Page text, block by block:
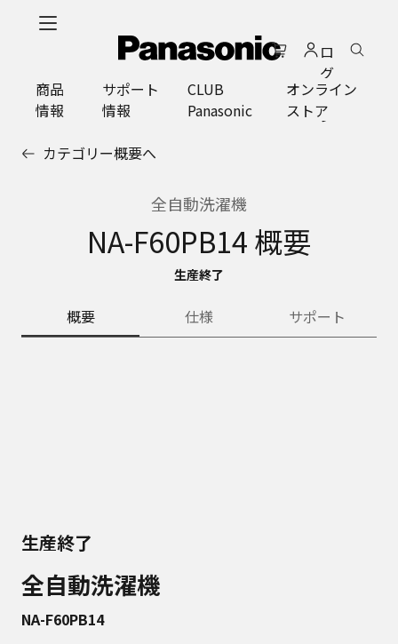
ロ
グ
イ
ン
商品
情報
サポート
情報
CLUB
Panasonic
オンライン
ストア
カテゴリー概要へ
全自動洗濯機
NA-F60PB14 概要
生産終了
概要 仕様 サポート
生産終了
全自動洗濯機
NA-F60PB14